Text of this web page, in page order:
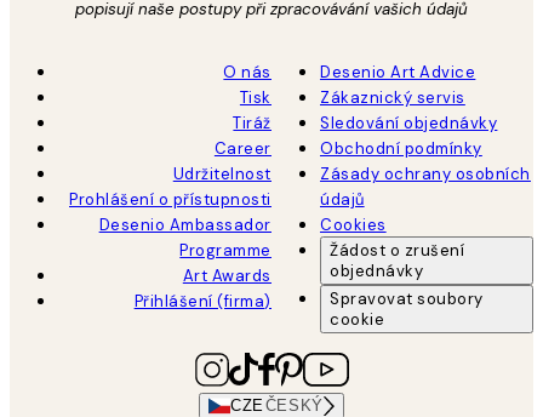
popisují naše postupy při zpracovávání vašich údajů
O nás
Tisk
Tiráž
Career
Udržitelnost
Prohlášení o přístupnosti
Desenio Ambassador
Programme
Art Awards
Přihlášení (firma)
Desenio Art Advice
Zákaznický servis
Sledování objednávky
Obchodní podmínky
Zásady ochrany osobních
údajů
Cookies
Žádost o zrušení
objednávky
Spravovat soubory
cookie
CZEČESKÝ